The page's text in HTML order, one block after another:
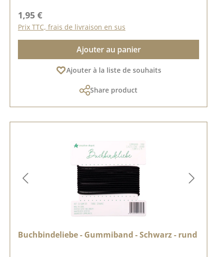
Prix régulier :
1,95 €
Prix TTC, frais de livraison en sus
Ajouter au panier
Ajouter à la liste de souhaits
Share product
Buchbindeliebe - Gummiband - Schwarz - rund